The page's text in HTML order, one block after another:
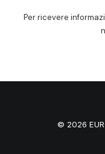
Per ricevere
© 2026